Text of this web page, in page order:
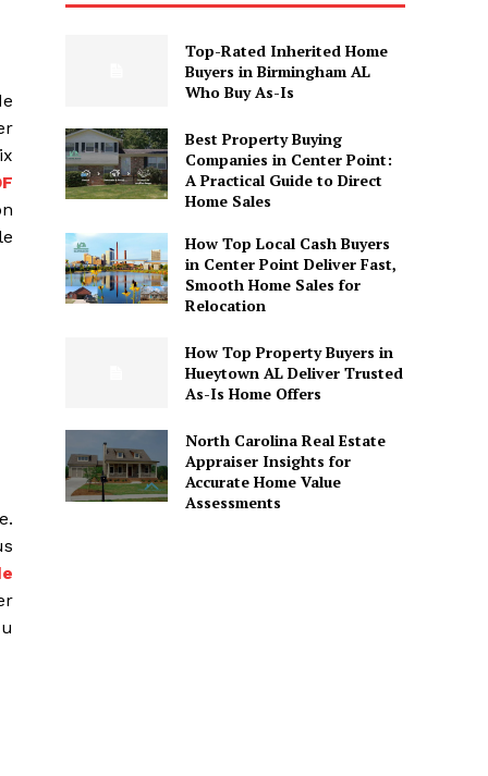
Top-Rated Inherited Home
Buyers in Birmingham AL
Who Buy As-Is
Best Property Buying
Companies in Center Point:
A Practical Guide to Direct
Home Sales
How Top Local Cash Buyers
in Center Point Deliver Fast,
Smooth Home Sales for
Relocation
How Top Property Buyers in
Hueytown AL Deliver Trusted
As-Is Home Offers
North Carolina Real Estate
Appraiser Insights for
Accurate Home Value
Assessments